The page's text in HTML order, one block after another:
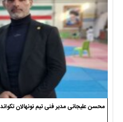
محسن علیجانی مدیر فنی تیم نونهالان